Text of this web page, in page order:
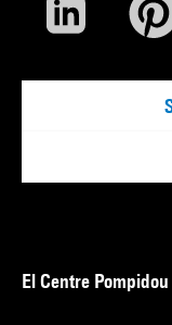
El Centre Pompidou